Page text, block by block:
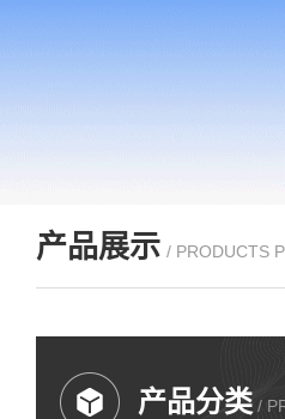
产品展示 / PRODUCTS
产品分类 /